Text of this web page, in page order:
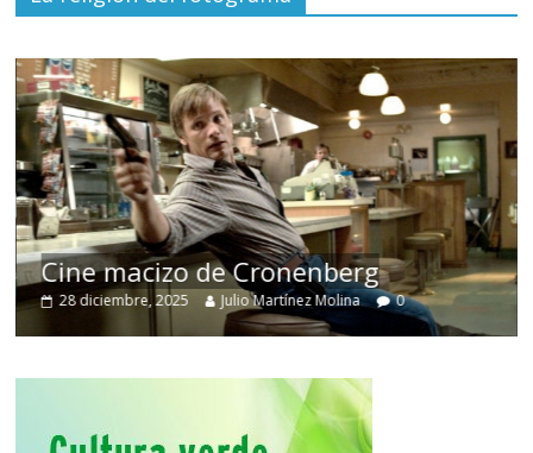
Cine macizo de Cronenberg
28 diciembre, 2025 Julio Martínez Molina 0